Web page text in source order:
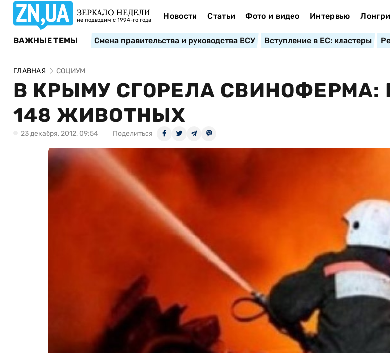
ЗЕРКАЛО НЕДЕЛИ
не подводим с 1994-го года Новости Статьи Фото и видео Интервью
ВАЖНЫЕ ТЕМЫ Смена правительства и руководства ВСУ Вступление в ЕС: кластеры
ГЛАВНАЯ СОЦИУМ
В КРЫМУ СГОРЕЛА СВИНОФЕРМА:
148 ЖИВОТНЫХ
23 декабря, 2012, 09:54 Поделиться